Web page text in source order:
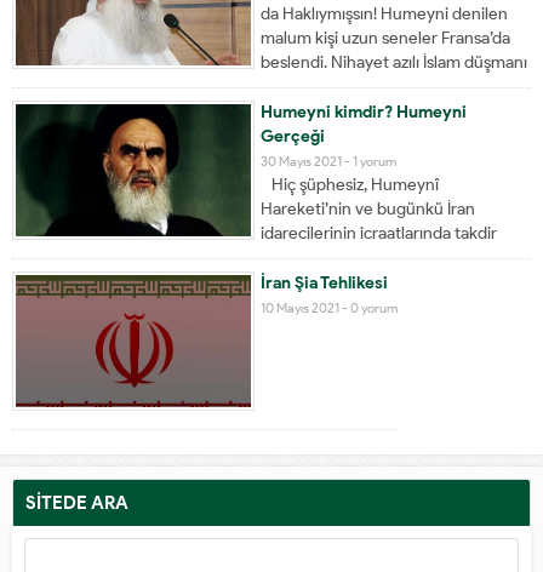
isteyen köle bir devlet (Amerika) var.
...
da Haklıymışsın! Humeyni denilen
malum kişi uzun seneler Fransa’da
beslendi. Nihayet azılı İslam düşmanı
Fransız kâfirinin hususi uçağı ile bin
dokuz yüz yetmişli yılların sonlarında
İslam İnkılabı (!) yapmak üzere İran’a
gönderildi. Oraya varır varmaz ve
idareyi devir...
Humeyni kimdir? Humeyni
Gerçeği
30 Mayıs 2021 - 1 yorum
Hiç şüphesiz, Humeynî
Hareketi’nin ve bugünkü İran
idarecilerinin icraatlarında takdir
edilecek cihetler vardır. Bunlar,
tesettüre riâyet olunmasını
sağlamaları, İslâm’ın haram kıldığı
yanlışları şöyle...
İran Şia Tehlikesi
10 Mayıs 2021 - 0 yorum
SİTEDE ARA